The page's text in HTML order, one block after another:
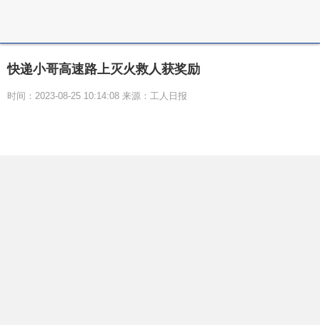
快递小哥高速路上灭火救人获奖励
时间：2023-08-25 10:14:08 来源：工人日报